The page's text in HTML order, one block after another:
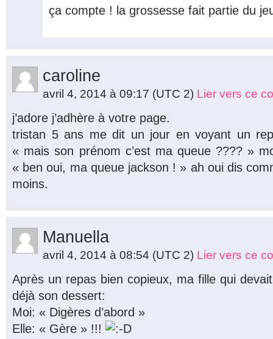
ça compte ! la grossesse fait partie du
caroline
avril 4, 2014 à 09:17 (UTC 2) Lier vers ce
j’adore j’adhère à votre page.
tristan 5 ans me dit un jour en voyant un
« mais son prénom c’est ma queue ???? »
« ben oui, ma queue jackson ! » ah oui dis
moins.
Manuella
avril 4, 2014 à 08:54 (UTC 2) Lier vers ce
Après un repas bien copieux, ma fille qui
déjà son dessert:
Moi: « Digères d’abord »
Elle: « Gère » !!!